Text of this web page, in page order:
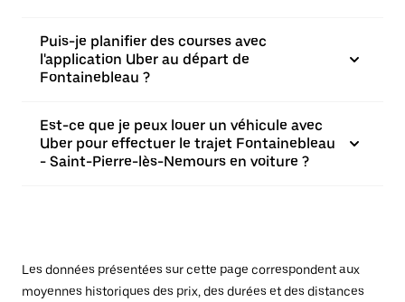
Puis-je planifier des courses avec
l'application Uber au départ de
Fontainebleau ?
Est-ce que je peux louer un véhicule avec
Uber pour effectuer le trajet Fontainebleau
- Saint-Pierre-lès-Nemours en voiture ?
Les données présentées sur cette page correspondent aux
moyennes historiques des prix, des durées et des distances